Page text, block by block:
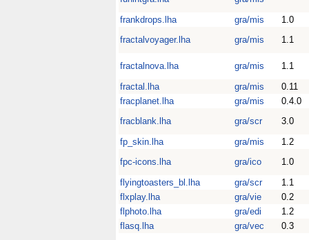
frankdrops.lha
gra/mis
1.0
fractalvoyager.lha
gra/mis 1.1
fractalnova.lha gra/mis
1.1
fractal.lha
gra/mis
0.11
fracplanet.lha
gra/mis
0.4.0
fracblank.lha
gra/scr
3.0
fp_skin.lha
gra/mis
1.2
fpc-icons.lha
gra/ico
1.0
flyingtoasters_bl.lha
gra/scr
1.1
flxplay.lha
gra/vie
0.2
flphoto.lha
gra/edi
1.2
flasq.lha
gra/vec
0.3